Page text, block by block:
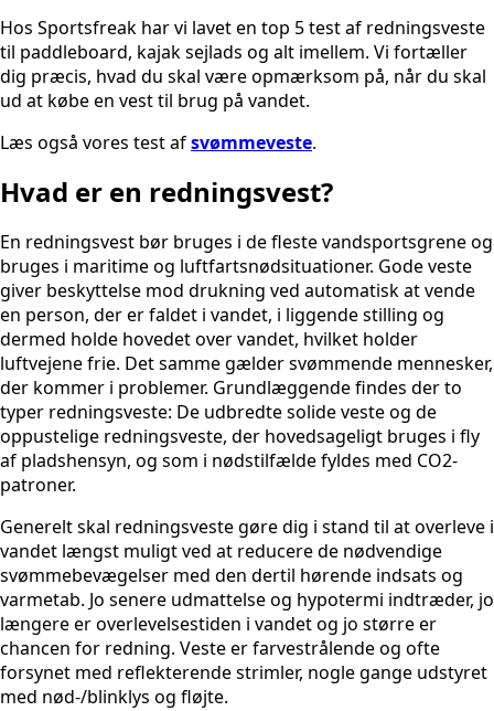
Hos Sportsfreak har vi lavet en top 5 test af redningsveste
til paddleboard, kajak sejlads og alt imellem. Vi fortæller
dig præcis, hvad du skal være opmærksom på, når du skal
ud at købe en vest til brug på vandet.
Læs også vores test afsvømmeveste.
Hvad er en redningsvest?
En redningsvest bør bruges i de fleste vandsportsgrene og
bruges i maritime og luftfartsnødsituationer. Gode ​​veste
giver beskyttelse mod drukning ved automatisk at vende
en person, der er faldet i vandet, i liggende stilling og
dermed holde hovedet over vandet, hvilket holder
luftvejene frie. Det samme gælder svømmende mennesker,
der kommer i problemer. Grundlæggende findes der to
typer redningsveste: De udbredte solide veste og de
oppustelige redningsveste, der hovedsageligt bruges i fly
af pladshensyn, og som i nødstilfælde fyldes med CO2-
patroner.
Generelt skal redningsveste gøre dig i stand til at overleve i
vandet længst muligt ved at reducere de nødvendige
svømmebevægelser med den dertil hørende indsats og
varmetab. Jo senere udmattelse og hypotermi indtræder, jo
længere er overlevelsestiden i vandet og jo større er
chancen for redning. Veste er farvestrålende og ofte
forsynet med reflekterende strimler, nogle gange udstyret
med nød-/blinklys og fløjte.